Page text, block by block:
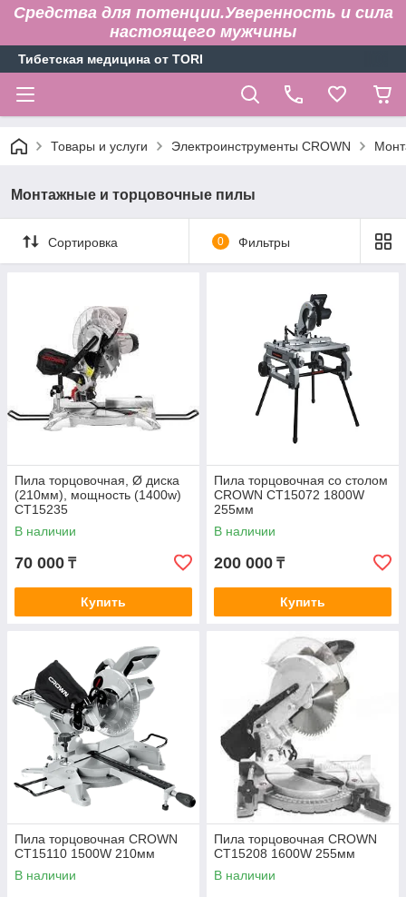
Средства для потенции.Уверенность и сила
настоящего мужчины
Тибетская медицина от TORI
Товары и услуги Электроинструменты CROWN
Монтажные и торцовочные пилы
Сортировка 0 Фильтры
Пила торцовочная, Ø диска
(210мм), мощность (1400w)
СТ15235
В наличии
70 000 ₸
Купить
Пила торцовочная со столом
CROWN CT15072 1800W
255мм
В наличии
200 000 ₸
Купить
Пила торцовочная CROWN
CT15110 1500W 210мм
В наличии
Пила торцовочная CROWN
CT15208 1600W 255мм
В наличии